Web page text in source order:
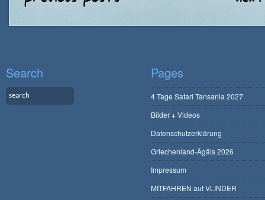
Search Pages
4 Tage Safari Tansania 2027
Bilder + Videos
Datenschutzerklärung
Griechenland-Ägäis 2026
Impressum
MITFAHREN auf VLINDER